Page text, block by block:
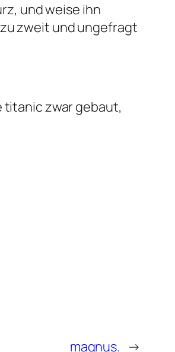
und weise ihn
zweit und ungefragt
titanic zwar gebaut,
magnus. →